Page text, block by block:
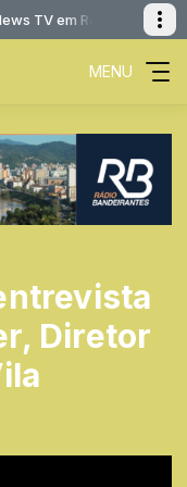
TV em Rede com
MENU
Diretor